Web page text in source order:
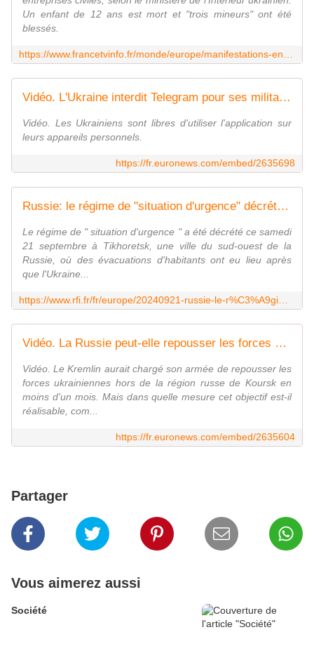
Un enfant de 12 ans est mort et "trois mineurs" ont été
blessés.
Vidéo. L'Ukraine interdit Telegram pour ses militaires et responsables sur leurs appareils de fonction
Vidéo. Les Ukrainiens sont libres d'utiliser l'application sur
leurs appareils personnels.
https://fr.euronews.com/embed/2635698
Russie: le régime de "situation d'urgence" décrété dans le sud après une attaque de drones ukrainiens
Le régime de " situation d'urgence " a été décrété ce samedi
21 septembre à Tikhoretsk, une ville du sud-ouest de la
Russie, où des évacuations d'habitants ont eu lieu après
que l'Ukraine...
Vidéo. La Russie peut-elle repousser les forces ukrainiennes hors de Koursk d'ici à la mi-octobre ?
Vidéo. Le Kremlin aurait chargé son armée de repousser les
forces ukrainiennes hors de la région russe de Koursk en
moins d'un mois. Mais dans quelle mesure cet objectif est-il
réalisable, com...
https://fr.euronews.com/embed/2635604
Partager
Vous aimerez aussi
Société